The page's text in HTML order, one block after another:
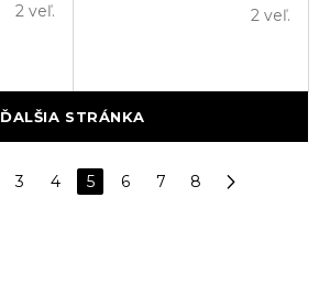
2 veľ. 2 veľ.
ĎALŠIA STRÁNKA
3 4 5 6 7 8